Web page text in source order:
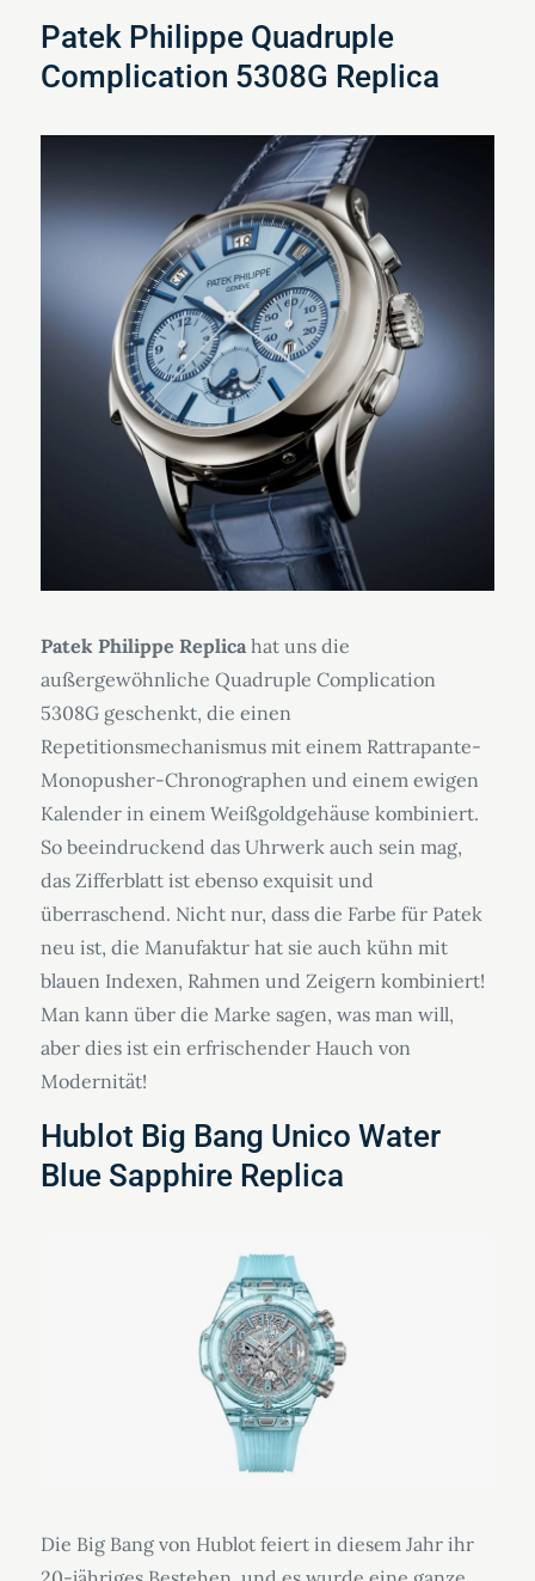
Patek Philippe Quadruple
Complication 5308G Replica
Patek Philippe Replicahat uns die
außergewöhnliche Quadruple Complication
5308G geschenkt, die einen
Repetitionsmechanismus mit einem Rattrapante-
Monopusher-Chronographen und einem ewigen
Kalender in einem Weißgoldgehäuse kombiniert.
So beeindruckend das Uhrwerk auch sein mag,
das Zifferblatt ist ebenso exquisit und
überraschend. Nicht nur, dass die Farbe für Patek
neu ist, die Manufaktur hat sie auch kühn mit
blauen Indexen, Rahmen und Zeigern kombiniert!
Man kann über die Marke sagen, was man will,
aber dies ist ein erfrischender Hauch von
Modernität!
Hublot Big Bang Unico Water
Blue Sapphire Replica
Die Big Bang von Hublot feiert in diesem Jahr ihr